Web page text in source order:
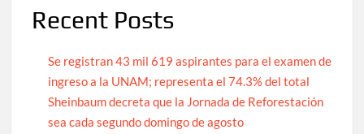
Recent Posts
Se registran 43 mil 619 aspirantes para el examen de
ingreso a la UNAM; representa el 74.3% del total
Sheinbaum decreta que la Jornada de Reforestación
sea cada segundo domingo de agosto